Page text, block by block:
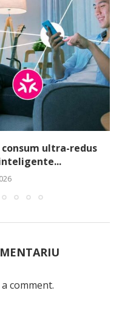
ultra-redus
comment.